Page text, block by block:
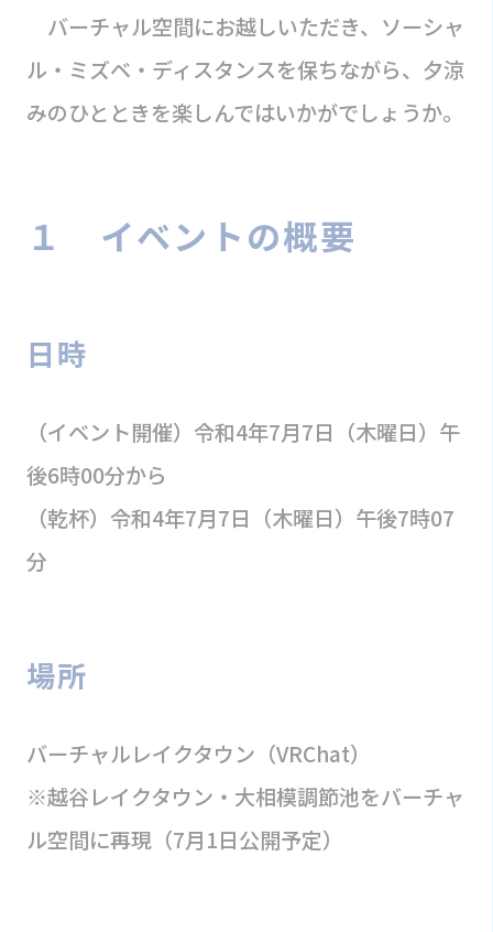
バーチャル空間にお越しいただき、ソーシャ
ル・ミズベ・ディスタンスを保ちながら、夕涼
みのひとときを楽しんではいかがでしょうか。
１ イベントの概要
日時
（イベント開催）令和4年7月7日（木曜日）午
後6時00分から
（乾杯）令和4年7月7日（木曜日）午後7時07
分
場所
バーチャルレイクタウン（VRChat）
※越谷レイクタウン・大相模調節池をバーチャ
ル空間に再現（7月1日公開予定）